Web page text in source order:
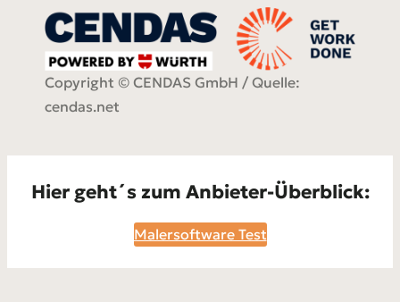
Copyright © CENDAS GmbH / Quelle:
cendas.net
Hier geht´s zum Anbieter-Überblick:
Malersoftware Test